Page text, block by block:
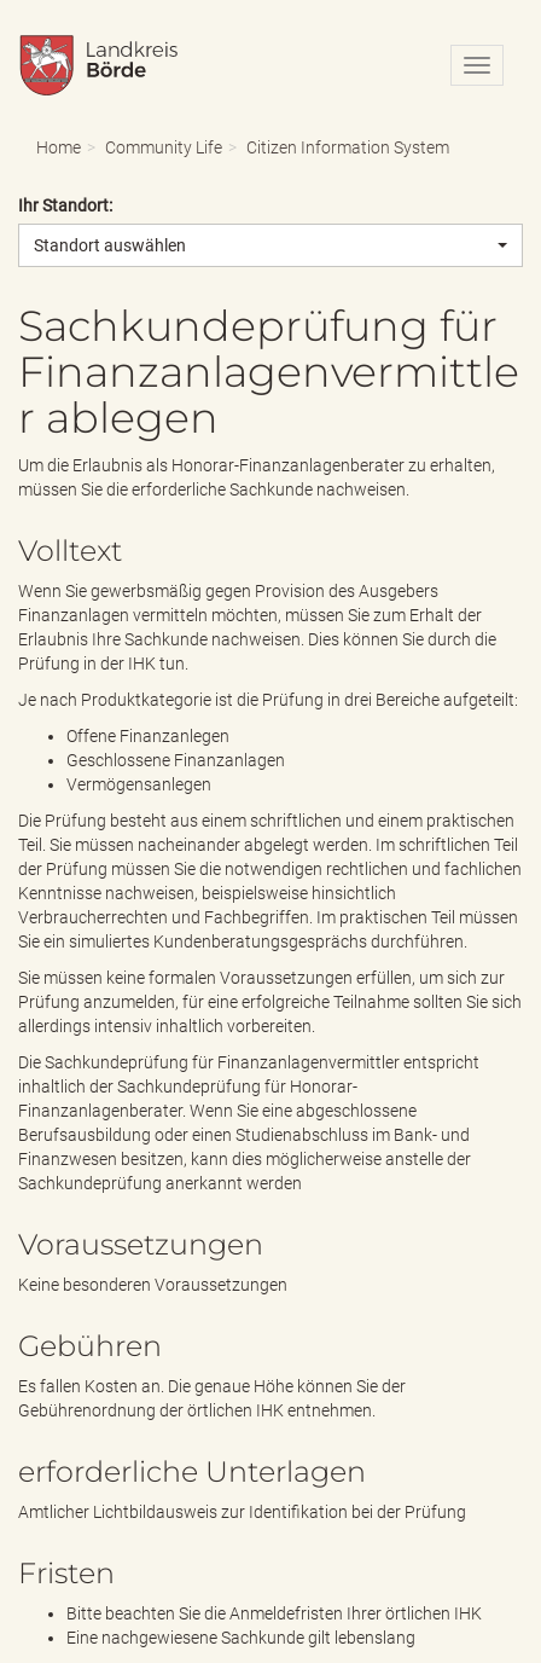
N
a
o
-
s
e
n
Home Community Life Citizen Information System
Ihr Standort:
Standort auswählen
Sachkundeprüfung für
Finanzanlagenvermittle
r ablegen
Um die Erlaubnis als Honorar-Finanzanlagenberater zu erhalten,
müssen Sie die erforderliche Sachkunde nachweisen.
Volltext
Wenn Sie gewerbsmäßig gegen Provision des Ausgebers
Finanzanlagen vermitteln möchten, müssen Sie zum Erhalt der
Erlaubnis Ihre Sachkunde nachweisen. Dies können Sie durch die
Prüfung in der IHK tun.
Je nach Produktkategorie ist die Prüfung in drei Bereiche aufgeteilt:
Offene Finanzanlegen
Geschlossene Finanzanlagen
Vermögensanlegen
Die Prüfung besteht aus einem schriftlichen und einem praktischen
Teil. Sie müssen nacheinander abgelegt werden. Im schriftlichen Teil
der Prüfung müssen Sie die notwendigen rechtlichen und fachlichen
Kenntnisse nachweisen, beispielsweise hinsichtlich
Verbraucherrechten und Fachbegriffen. Im praktischen Teil müssen
Sie ein simuliertes Kundenberatungsgesprächs durchführen.
Sie müssen keine formalen Voraussetzungen erfüllen, um sich zur
Prüfung anzumelden, für eine erfolgreiche Teilnahme sollten Sie sich
allerdings intensiv inhaltlich vorbereiten.
Die Sachkundeprüfung für Finanzanlagenvermittler entspricht
inhaltlich der Sachkundeprüfung für Honorar-
Finanzanlagenberater. Wenn Sie eine abgeschlossene
Berufsausbildung oder einen Studienabschluss im Bank- und
Finanzwesen besitzen, kann dies möglicherweise anstelle der
Sachkundeprüfung anerkannt werden
Voraussetzungen
Keine besonderen Voraussetzungen
Gebühren
Es fallen Kosten an. Die genaue Höhe können Sie der
Gebührenordnung der örtlichen IHK entnehmen.
erforderliche Unterlagen
Amtlicher Lichtbildausweis zur Identifikation bei der Prüfung
Fristen
Bitte beachten Sie die Anmeldefristen Ihrer örtlichen IHK
Eine nachgewiesene Sachkunde gilt lebenslang